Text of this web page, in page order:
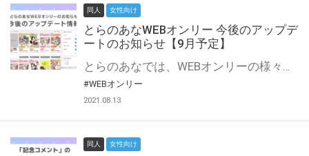
同人 女性向け
とらのあなWEBオンリー 今後のアップデ
ートのお知らせ【9月予定】
とらのあなでは、WEBオンリーの様々な支援を実施しています。 今回は2021年9月に実装を予定しているアップデート情報についてご紹介いたします。 とらのあなWEBオンリーサイトはこちら
#WEBオンリー
2021.08.13
同人 女性向け